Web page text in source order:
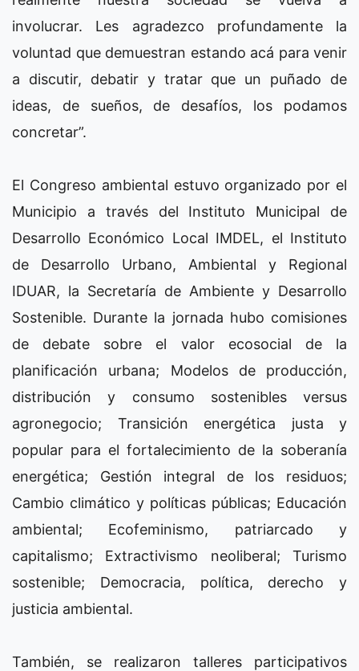
involucrar. Les agradezco profundamente la
voluntad que demuestran estando acá para venir
a discutir, debatir y tratar que un puñado de
ideas, de sueños, de desafíos, los podamos
concretar”.
El Congreso ambiental estuvo organizado por el
Municipio a través del Instituto Municipal de
Desarrollo Económico Local IMDEL, el Instituto
de Desarrollo Urbano, Ambiental y Regional
IDUAR, la Secretaría de Ambiente y Desarrollo
Sostenible. Durante la jornada hubo comisiones
de debate sobre el valor ecosocial de la
planificación urbana; Modelos de producción,
distribución y consumo sostenibles versus
agronegocio; Transición energética justa y
popular para el fortalecimiento de la soberanía
energética; Gestión integral de los residuos;
Cambio climático y políticas públicas; Educación
ambiental; Ecofeminismo, patriarcado y
capitalismo; Extractivismo neoliberal; Turismo
sostenible; Democracia, política, derecho y
justicia ambiental.
También, se realizaron talleres participativos